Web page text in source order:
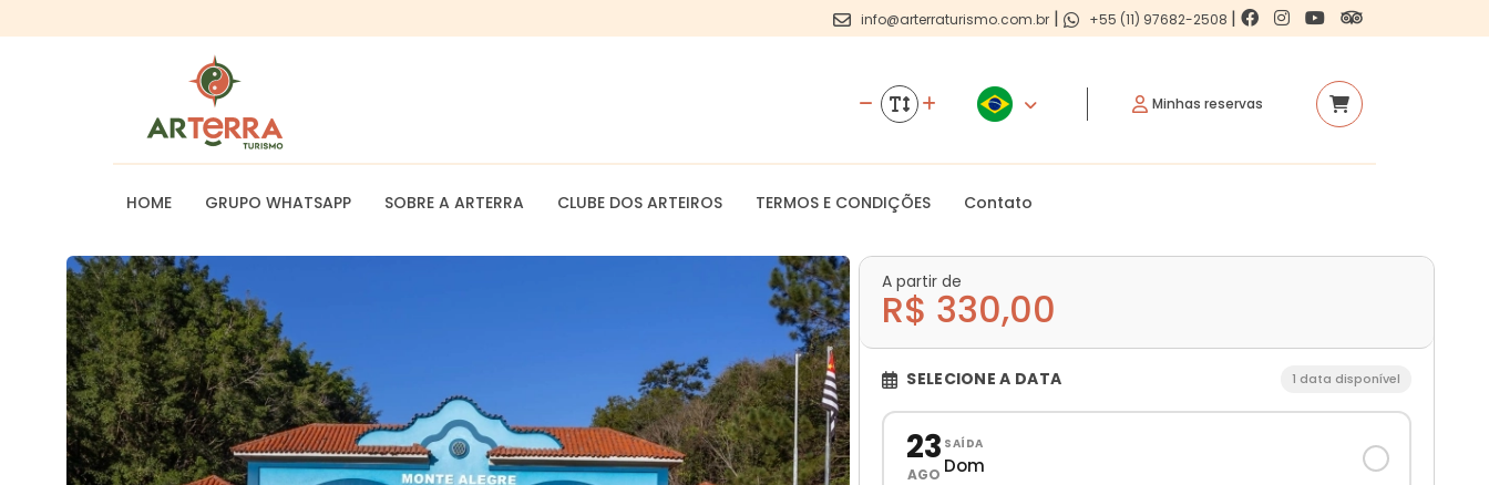
info@arterraturismo.com.br | +55 (11) 97682-2508 |
Minhas reservas
HOME GRUPO WHATSAPP SOBRE A ARTERRA CLUBE DOS ARTEIROS TERMOS E CONDIÇÕES Contato
A partir de
R$ 330,00
SELECIONE A DATA 1 data disponível
23
AGO
SAÍDA
Dom